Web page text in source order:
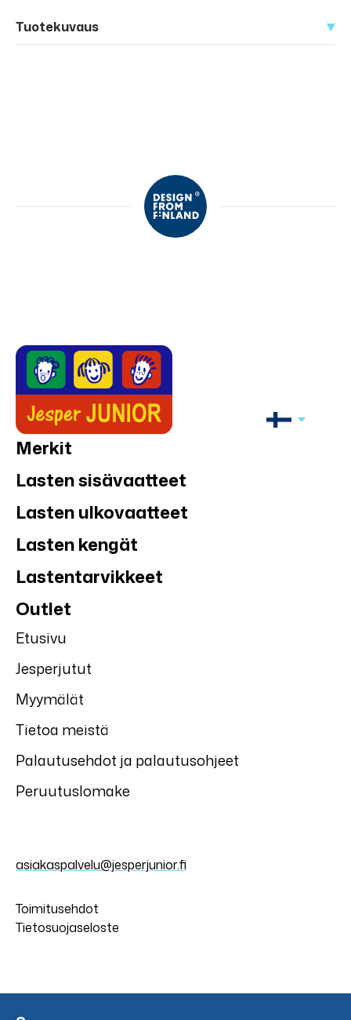
Tuotekuvaus
Merkit
Lasten sisävaatteet
Lasten ulkovaatteet
Lasten kengät
Lastentarvikkeet
Outlet
Etusivu
Jesperjutut
Myymälät
Tietoa meistä
Palautusehdot ja palautusohjeet
Peruutuslomake
asiakaspalvelu@jesperjunior.fi
Toimitusehdot
Tietosuojaseloste